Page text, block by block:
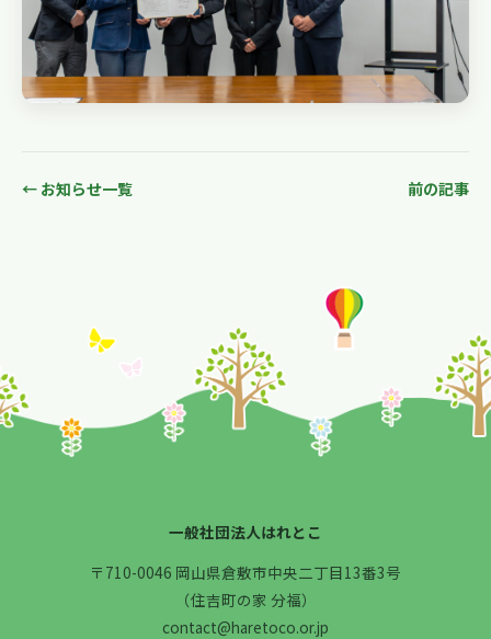
← お知らせ一覧 前の記事
一般社団法人はれとこ
〒710-0046 岡山県倉敷市中央二丁目13番3号
（住吉町の家 分福）
contact@haretoco.or.jp